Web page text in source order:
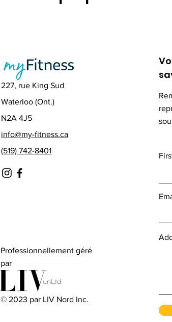
227, rue King Sud
Waterloo (Ont.)
N2A 4J5
info@my-fitness.ca
(519) 742-8401
Professionnellement géré
par
© 2023 par LIV Nord Inc.